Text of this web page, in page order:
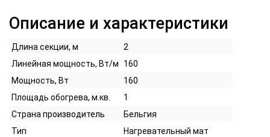
Описание и характеристики
Длина секции, м
2
Линейная мощность, Вт/м
160
Мощность, Вт
160
Площадь обогрева, м.кв.
1
Страна производитель
Бельгия
Тип
Нагревательный мат